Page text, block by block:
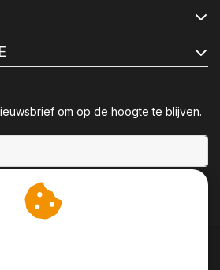
om op de hoogte te blijven.